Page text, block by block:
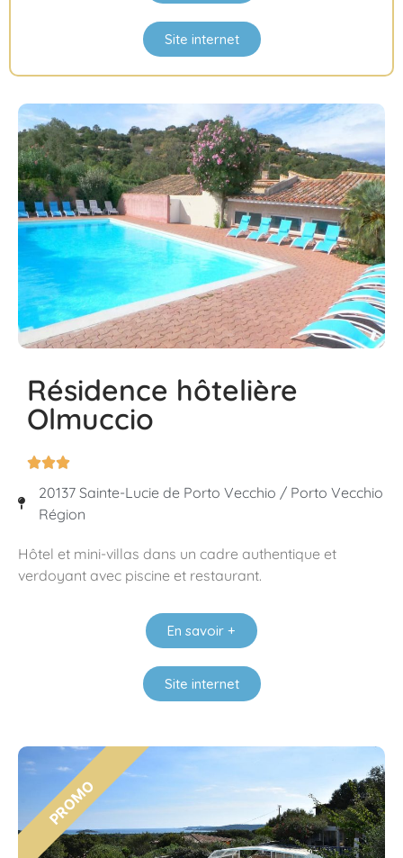
Site internet
Résidence hôtelière
Olmuccio

20137 Sainte-Lucie de Porto Vecchio / Porto Vecchio
Région
Hôtel et mini-villas dans un cadre authentique et
verdoyant avec piscine et restaurant.
En savoir +
Site internet